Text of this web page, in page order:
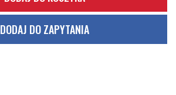
DODAJ DO ZAPYTANIA